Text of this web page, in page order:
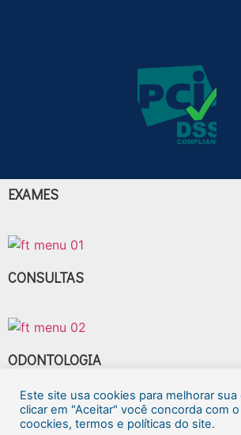
Este site usa cookies para melhorar
clicar em "Aceitar" você concorda com
coockies, termos e políticas do site.
EXAMES
CONSULTAS
ODONTOLOGIA